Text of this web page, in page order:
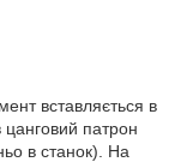
вставляється в
цанговий патрон
в станок). На